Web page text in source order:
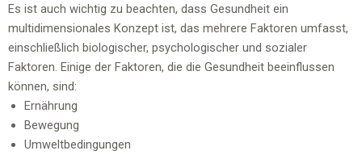
Es ist auch wichtig zu beachten, dass Gesundheit ein
multidimensionales Konzept ist, das mehrere Faktoren umfasst,
einschließlich biologischer, psychologischer und sozialer
Faktoren. Einige der Faktoren, die die Gesundheit beeinflussen
können, sind:
Ernährung
Bewegung
Umweltbedingungen